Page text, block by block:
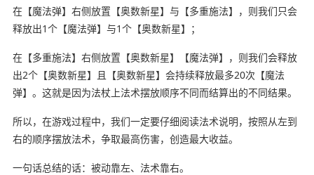
在【魔法弹】右侧放置【奥数新星】与【多重施法】，则我们只会
释放出1个【魔法弹】与1个【奥数新星】；
在【多重施法】右侧放置【奥数新星】【魔法弹】，则我们会释放
出2个【奥数新星】且【奥数新星】会持续释放最多20次【魔法
弹】。这就是因为法杖上法术摆放顺序不同而结算出的不同结果。
所以，在游戏过程中，我们一定要仔细阅读法术说明，按照从左到
右的顺序摆放法术，争取最高伤害，创造最大收益。
一句话总结的话：被动靠左、法术靠右。